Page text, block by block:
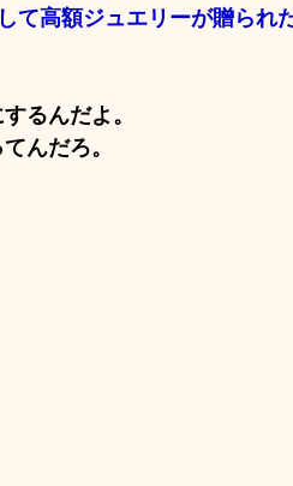
て高額ジュエリーが贈られ
るんだよ。
んだろ。